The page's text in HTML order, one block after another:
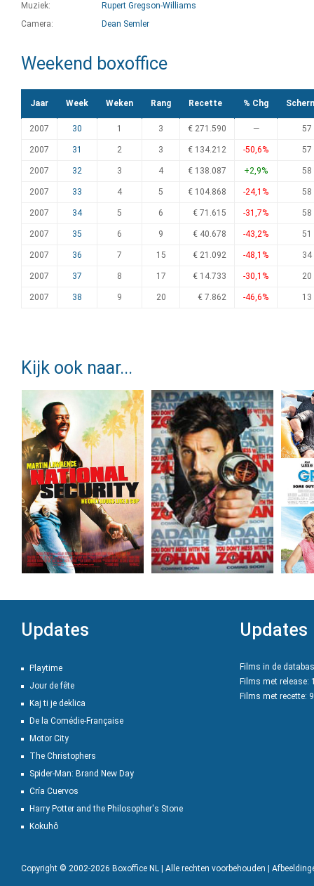
Muziek:
Rupert Gregson-Williams
Camera:
Dean Semler
Weekend boxoffice
Jaar Week Weken Rang Recette % Chg
2007 30 1 3 € 271.590 — 57
2007 31 2 3 € 134.212 -50,6% 57
2007 32 3 4 € 138.087 +2,9% 58
2007 33 4 5 € 104.868 -24,1% 58
2007 34 5 6 € 71.615 -31,7% 58
2007 35 6 9 € 40.678 -43,2% 51
2007 36 7 15 € 21.092 -48,1% 34
2007 37 8 17 € 14.733 -30,1% 20
2007 38 9 20 € 7.862 -46,6% 13
Kijk ook naar...
Updates
Playtime
Jour de fête
Kaj ti je deklica
De la Comédie-Française
Motor City
The Christophers
Spider-Man: Brand New Day
Cría Cuervos
Harry Potter and the Philosopher's Stone
Kokuhô
Updates
Films in de
Films met release:
Films met recette:
Copyright © 2002-2026 Boxoffice NL | Alle rechten voorbehouden |